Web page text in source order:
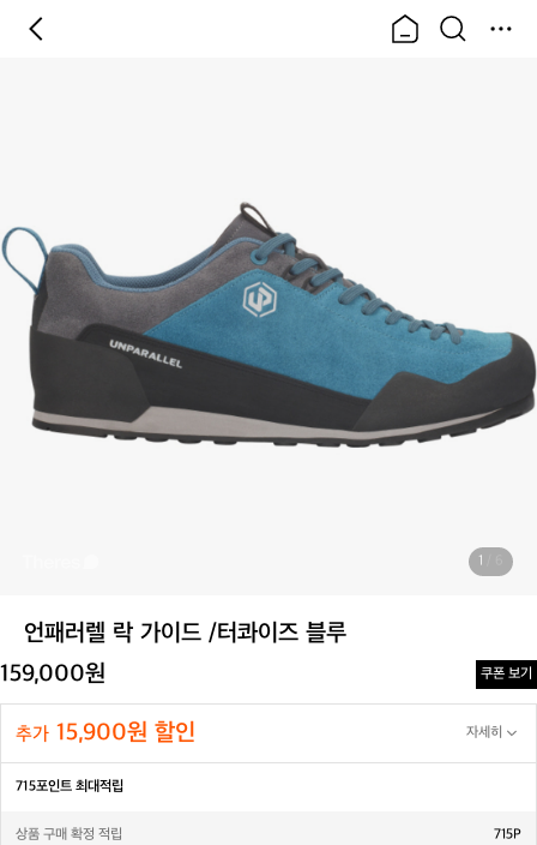
1
언패러렐 락 가이드 /터콰이즈 블루
159,000원
쿠폰 보기
추가 15,900원 할인 자세히
715포인트 최대적립
상품 구매 확정 적립 715P